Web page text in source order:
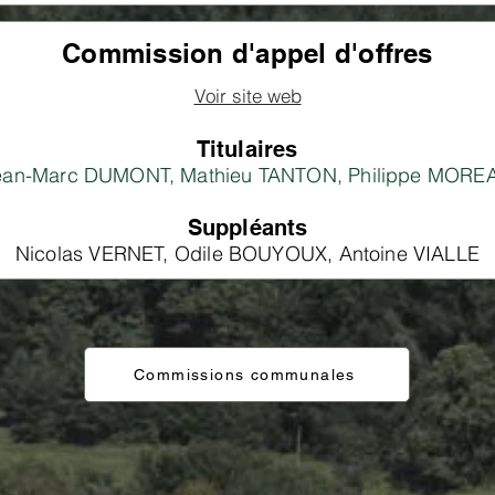
Commission d'appel d'offres
Voir site web
Titulaires
Marc DUMONT, Mathieu TANTON, Philippe
Suppléants
Nicolas VERNET, Odile BOUYOUX, Antoine VIALLE
Commissions communales